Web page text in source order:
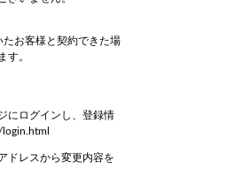
お客様と契約できた場
す。
にログインし、登録情
ドレスから変更内容を